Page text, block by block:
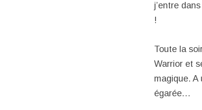
j’entre
!
Toute la
Warrior et
magique.
égarée…